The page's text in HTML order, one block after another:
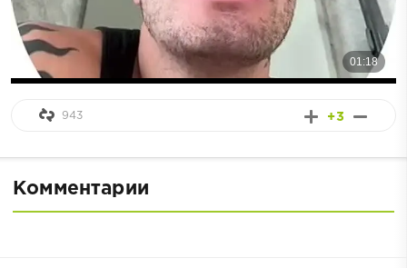
+3
943
Комментарии